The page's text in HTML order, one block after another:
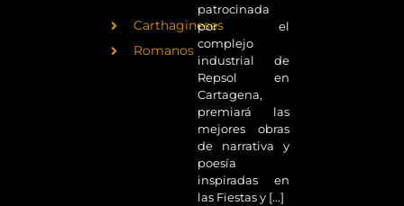
Carthagineses
Romanos
patrocinada
por el
complejo
industrial de
Repsol en
Cartagena,
premiará las
mejores obras
de narrativa y
poesía
inspiradas en
las Fiestas y [...]